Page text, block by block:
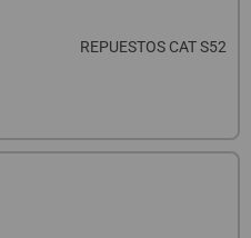
REPUESTOS CAT S52